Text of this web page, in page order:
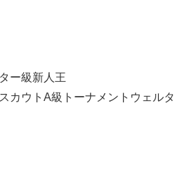
ー級新人王
カウトA級トーナメントウェルタ